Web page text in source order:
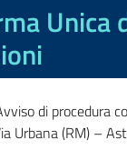
Unica
di procedura
Urbana (RM) –